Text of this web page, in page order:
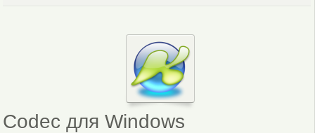
Codec для Windows